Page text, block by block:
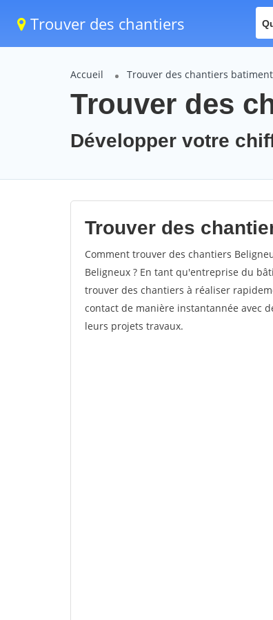
Trouver des chantiers
Accueil Trouver des chantiers batiment
Trouver des
Développer votre
Trouver des
Comment trouver des chantiers
Beligneux ? En tant qu'entreprise du
trouver des chantiers à réaliser
contact de manière instantannée avec
leurs projets travaux.